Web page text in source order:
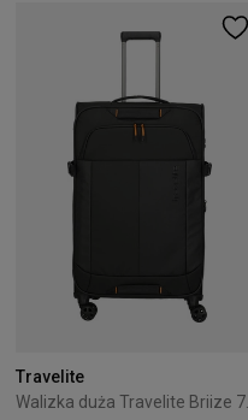
Travelite